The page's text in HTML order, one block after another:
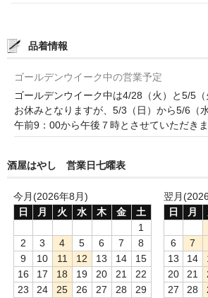
るみ子の酒・英・妙の華 森喜酒造（三
大治郎・喜量能 畑酒造（滋賀県東近江
秋鹿・奥鹿 秋鹿酒造（大阪府豊能郡能
竹泉 田治米（兵庫県朝来市）
奥播磨 下村酒造店（兵庫県姫路市安富
諏訪泉 諏訪酒造（鳥取県八頭郡智頭町
✚旭日 旭日酒造（島根県出雲市）
悦凱陣 丸尾本店（香川県琴平市）
品着情報
ゴールデンウイーク中の営業予定
ゴールデンウイーク中は4/28（火）と5/5
お休みとなりますが、5/3（日）から5/6（
午前9：00から午後７時とさせていただきま
酒屋はやし 営業日七曜表
今月(2026年8月)
日
月 火 水 木 金
土
1
2
3 4 5 6 7
8
9
10 11 12 13 14
15
16
17 18 19 20 21
22
23
24 25 26 27 28
29
翌月
日
月
6
7
13
14
20
21
27
28